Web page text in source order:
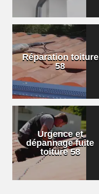
Réparation toiture
58
Urgence et
dépannage fuite
toiture 58